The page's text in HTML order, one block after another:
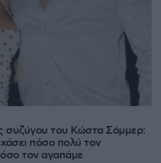
συζύγου του Κώστα Σόμμερ:
πόσο πολύ τον
τον αγαπάμε